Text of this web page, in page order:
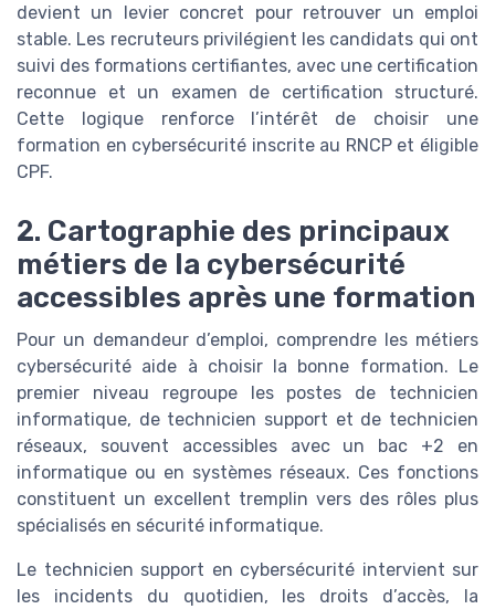
devient un levier concret pour retrouver un emploi
stable. Les recruteurs privilégient les candidats qui ont
suivi des formations certifiantes, avec une certification
reconnue et un examen de certification structuré.
Cette logique renforce l’intérêt de choisir une
formation en cybersécurité inscrite au RNCP et éligible
CPF.
2. Cartographie des principaux
métiers de la cybersécurité
accessibles après une formation
Pour un demandeur d’emploi, comprendre les métiers
cybersécurité aide à choisir la bonne formation. Le
premier niveau regroupe les postes de technicien
informatique, de technicien support et de technicien
réseaux, souvent accessibles avec un bac +2 en
informatique ou en systèmes réseaux. Ces fonctions
constituent un excellent tremplin vers des rôles plus
spécialisés en sécurité informatique.
Le technicien support en cybersécurité intervient sur
les incidents du quotidien, les droits d’accès, la